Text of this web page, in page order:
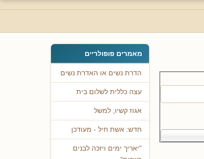
מאמרים פופולריים
הדרת נשים או האדרת נשים
עצה כללית לשלום בית
אגוז קשיו, למשל
חדש: אשת חיל - מעודכן
"יאריך ימים ויזכה לבנים